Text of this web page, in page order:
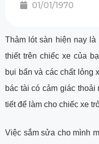
01/01/1970
Thảm lót sàn hiện nay
thiết trên chiếc xe của
bụi bẩn và các chất lỏng
bác tài có cảm giác
tiết để làm cho chiếc xe
Việc sắm sửa cho mình